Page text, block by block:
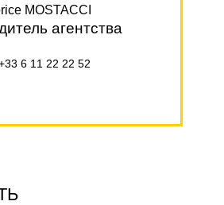
MOSTACCI
агентства
6 11 22 22 52